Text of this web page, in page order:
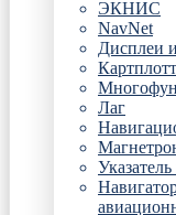
ЭКНИС
NavNet
Дисплеи
Лаг
Указатель